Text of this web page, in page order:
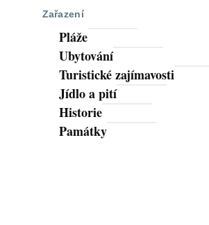
Zařazení
Pláže
Ubytování
Turistické zajímavosti
Jídlo a pití
Historie
Památky